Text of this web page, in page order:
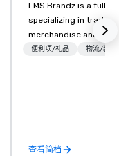
LMS Brandz is a full-
specializing in trade
merchandise and
booth giveaways and
years of industry
便利项/礼品 物流/装饰
查看简档